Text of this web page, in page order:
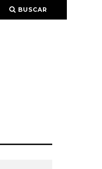
BUSCAR